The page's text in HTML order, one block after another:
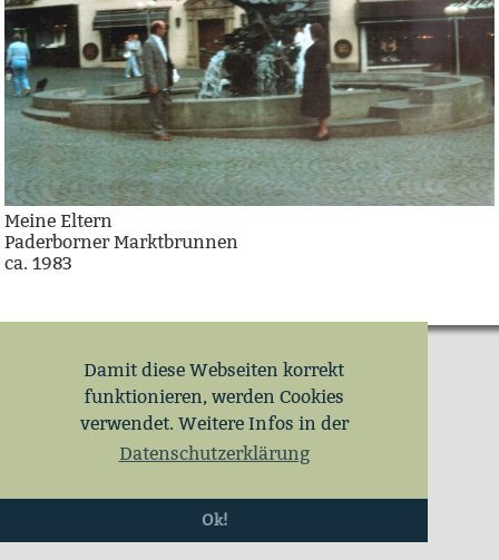
Damit diese Webseiten korrekt
funktionieren, werden Cookies
verwendet. Weitere Infos in der
Datenschutzerklärung
Ok!
Meine Eltern
Paderborner Marktbrunnen
ca. 1983